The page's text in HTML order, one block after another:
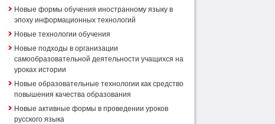
Новые формы обучения иностранному языку в
эпоху информационных технологий
Новые технологии обучения
Новые подходы в организации
самообразовательной деятельности учащихся на
уроках истории
Новые образовательные технологии как средство
повышения качества образования
Новые активные формы в проведении уроков
русского языка